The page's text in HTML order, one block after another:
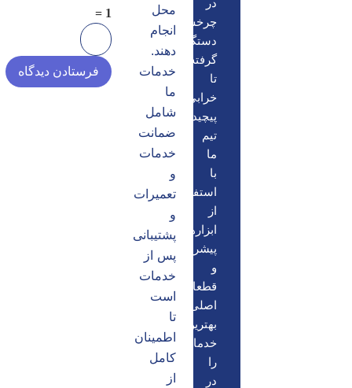
در
چرخش
دستگاه
گرفته
تا
خرابی‌های
پیچیده‌تر،
تیم
ما
با
استفاده
از
ابزارهای
پیشرفته
و
قطعات
اصلی،
بهترین
خدمات
را
در
محل
انجام
دهند.
خدمات
ما
شامل
ضمانت
خدمات
و
تعمیرات
و
پشتیبانی
پس از
خدمات
است
تا
اطمینان
کامل
از
1 =